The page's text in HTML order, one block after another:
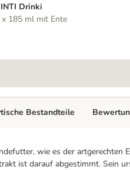
Drinki
x 185 ml mit Ente
wie es der
ist darauf abgestimmt. Sein
Bestandteile